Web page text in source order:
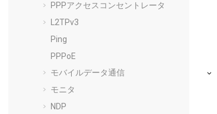
PPPアクセスコンセントレータ
L2TPv3
Ping
PPPoE
モバイルデータ通信
モニタ
NDP